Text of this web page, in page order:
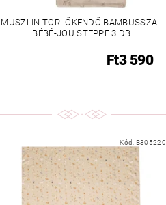
MUSZLIN TÖRLŐKENDŐ BAMBUSSZAL
BÉBÉ-JOU STEPPE 3 DB
Ft3 590
Kód: B305220